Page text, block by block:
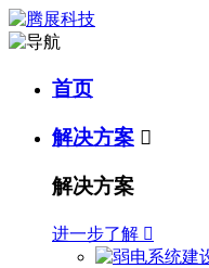
首页
解决方案 
解决方案
进一步了解 